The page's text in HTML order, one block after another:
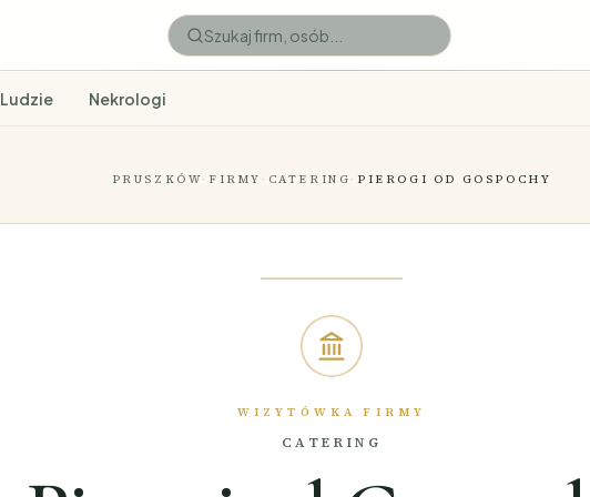
Ludzie Nekrologi
PRUSZKÓW· FIRMY · CATERING · PIEROGI OD GOSPOCHY
WIZYTÓWKA FIRMY
CATERING